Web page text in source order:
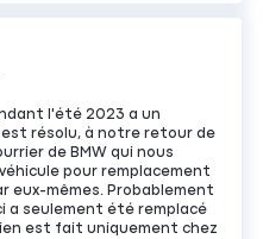
l'été 2023 a un
résolu, à notre retour de
de BMW qui nous
pour remplacement
eux-mêmes. Probablement
a seulement été remplacé
est fait uniquement chez